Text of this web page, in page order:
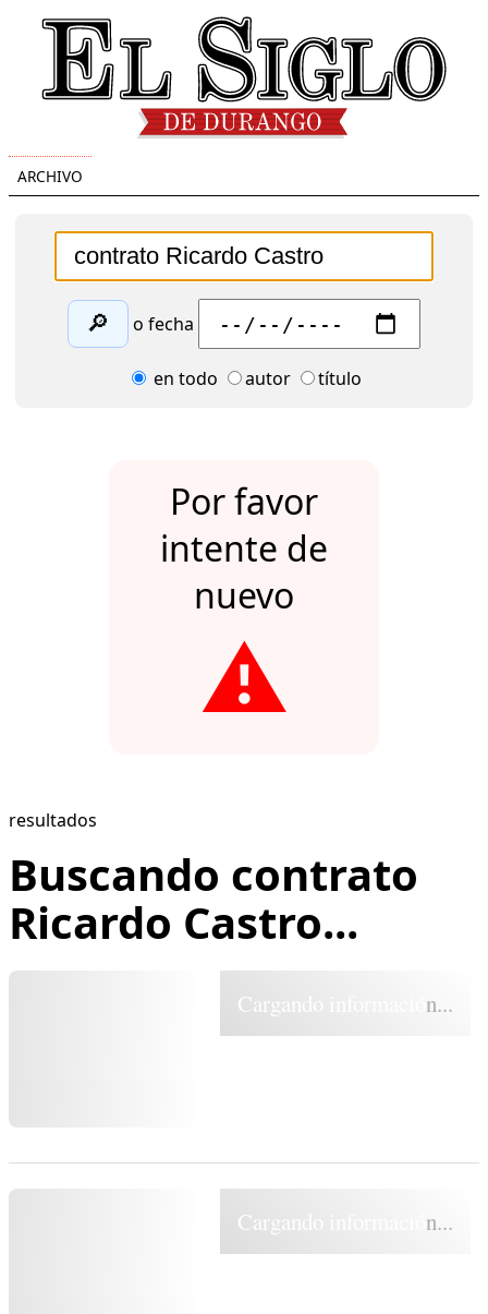
ARCHIVO
🔎 o fecha
en todo autor título
Por favor
intente de
nuevo
⚠️
resultados
Buscando contrato
Ricardo Castro...
Cargando información...
Cargando información...